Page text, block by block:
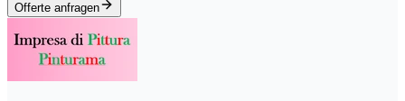
Offerte anfragen